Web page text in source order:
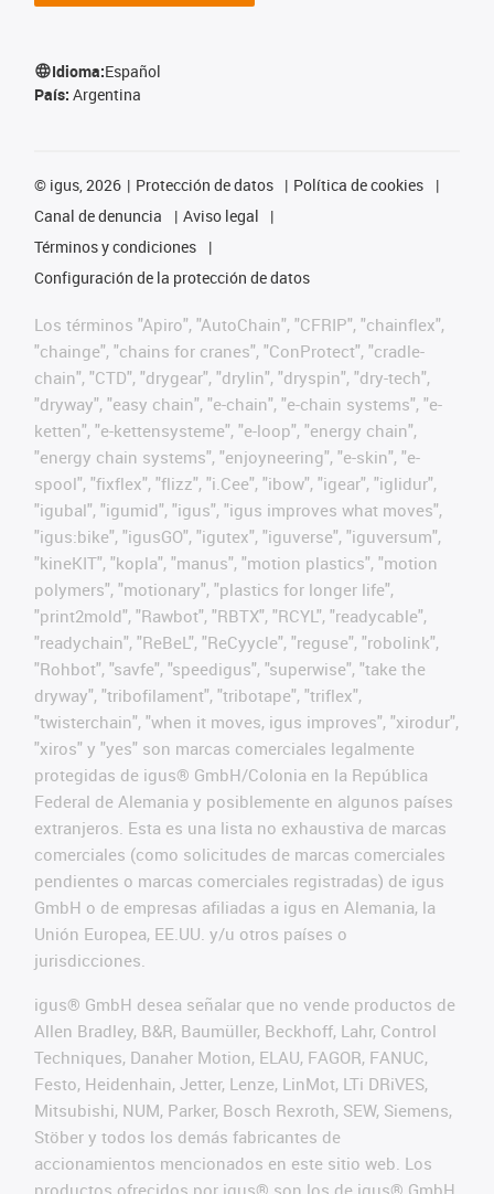
Idioma:Español
País: Argentina
© igus, 2026 Protección de datos
Política de cookies
Canal de denuncia
Aviso legal
Términos y condiciones
Configuración de la protección de datos
Los términos "Apiro", "AutoChain", "CFRIP", "chainflex",
"chainge", "chains for cranes", "ConProtect", "cradle-
chain", "CTD", "drygear", "drylin", "dryspin", "dry-tech",
"dryway", "easy chain", "e-chain", "e-chain systems", "e-
ketten", "e-kettensysteme", "e-loop", "energy chain",
"energy chain systems", "enjoyneering", "e-skin", "e-
spool", "fixflex", "flizz", "i.Cee", "ibow", "igear", "iglidur",
"igubal", "igumid", "igus", "igus improves what moves",
"igus:bike", "igusGO", "igutex", "iguverse", "iguversum",
"kineKIT", "kopla", "manus", "motion plastics", "motion
polymers", "motionary", "plastics for longer life",
"print2mold", "Rawbot", "RBTX", "RCYL", "readycable",
"readychain", "ReBeL", "ReCyycle", "reguse", "robolink",
"Rohbot", "savfe", "speedigus", "superwise", "take the
dryway", "tribofilament", "tribotape", "triflex",
"twisterchain", "when it moves, igus improves", "xirodur",
"xiros" y "yes" son marcas comerciales legalmente
protegidas de igus® GmbH/Colonia en la República
Federal de Alemania y posiblemente en algunos países
extranjeros. Esta es una lista no exhaustiva de marcas
comerciales (como solicitudes de marcas comerciales
pendientes o marcas comerciales registradas) de igus
GmbH o de empresas afiliadas a igus en Alemania, la
Unión Europea, EE.UU. y/u otros países o
jurisdicciones.
igus® GmbH desea señalar que no vende productos de
Allen Bradley, B&R, Baumüller, Beckhoff, Lahr, Control
Techniques, Danaher Motion, ELAU, FAGOR, FANUC,
Festo, Heidenhain, Jetter, Lenze, LinMot, LTi DRiVES,
Mitsubishi, NUM, Parker, Bosch Rexroth, SEW, Siemens,
Stöber y todos los demás fabricantes de
accionamientos mencionados en este sitio web. Los
productos ofrecidos por igus® son los de igus® GmbH.